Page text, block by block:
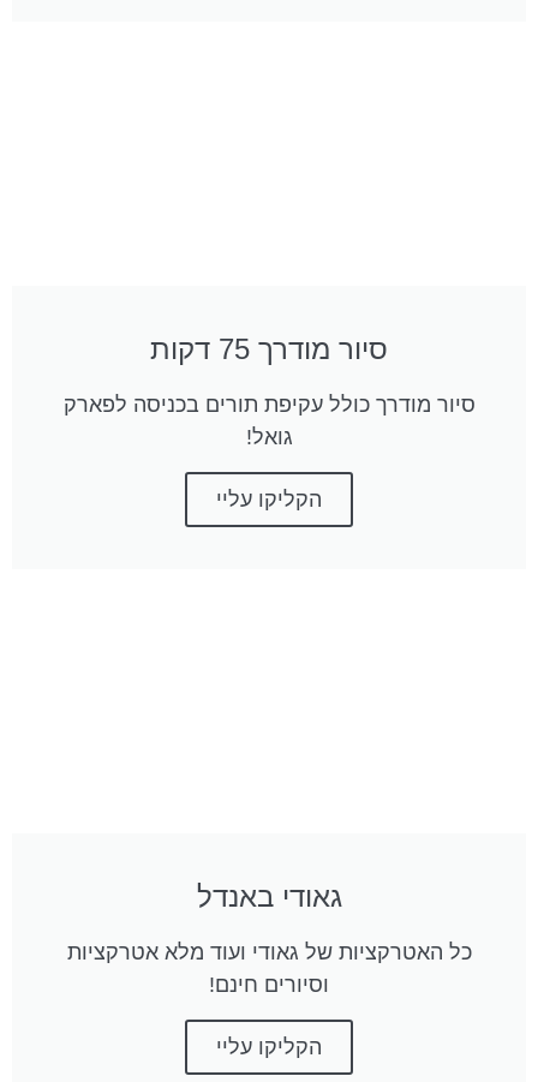
סיור מודרך 75 דקות
סיור מודרך כולל עקיפת תורים בכניסה לפארק
גואל!
הקליקו עליי
גאודי באנדל
כל האטרקציות של גאודי ועוד מלא אטרקציות
וסיורים חינם!
הקליקו עליי